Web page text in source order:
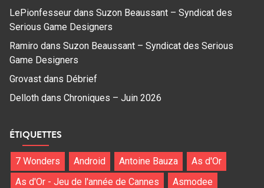
LePionfesseur dans Suzon Beaussant – Syndicat des
Serious Game Designers
Ramiro dans Suzon Beaussant – Syndicat des Serious
Game Designers
Grovast dans Débrief
Delloth dans Chroniques – Juin 2026
ÉTIQUETTES
7 Wonders Android Antoine Bauza
As d'Or
As d'Or - Jeu de l'année de Cannes
Asmodee